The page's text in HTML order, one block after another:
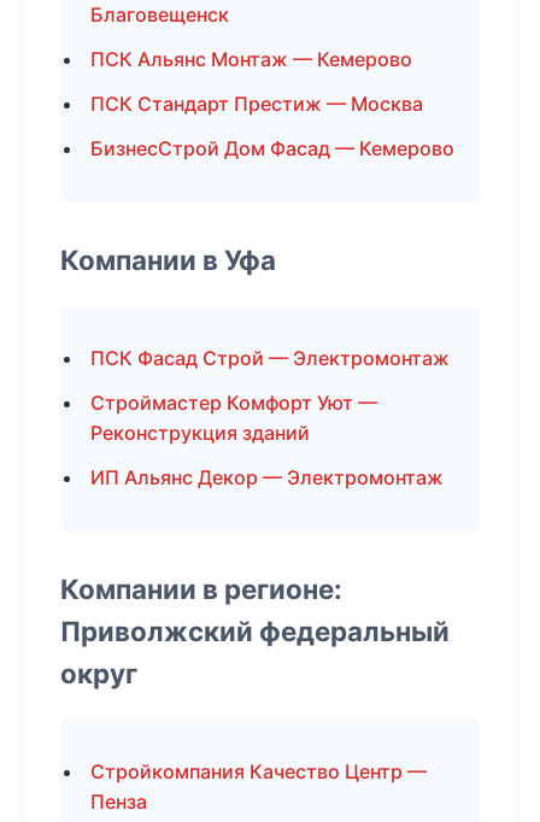
Благовещенск
ПСК Альянс Монтаж — Кемерово
ПСК Стандарт Престиж — Москва
БизнесСтрой Дом Фасад — Кемерово
Компании в Уфа
ПСК Фасад Строй — Электромонтаж
Строймастер Комфорт Уют —
Реконструкция зданий
ИП Альянс Декор — Электромонтаж
Компании в регионе:
Приволжский федеральный
округ
Стройкомпания Качество Центр —
Пенза